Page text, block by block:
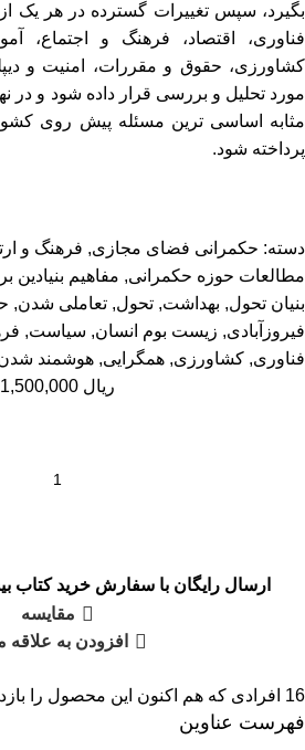
بگیرد، سپس تغییرات گسترده در هر یک
فناوری، اقتصاد، فرهنگ و اجتماع،
کشاورزی، حقوق و مقررات، امنیت و
مورد تحلیل و بررسی قرار داده شود و در
مثابه اساسی ترین مسئله پیش روی
پرداخته شود.
دسته: حکمرانی فضای مجازی, فرهنگ و
مطالعات حوزه حکمرانی, مفاهيم بنيادين
بنیان تحول, بهداشت, تحول, تعاملی شدن,
فیروزآبادی, زیست بوم انسان, سیاست,
فناوری, کشاورزی, همگرایی, هوشمند
ریال
ارسال رایگان با سفارش خرید کتاب بیش از 800
مقایسه
افزودن به علاقه
16 افرادی که هم اکنون این محصول را
فهرست عناوین